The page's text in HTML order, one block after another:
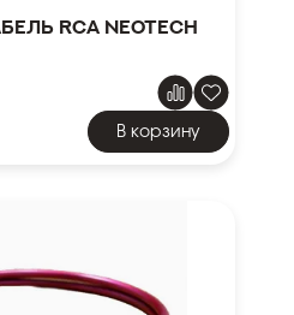
RCA NEOTECH
В корзину